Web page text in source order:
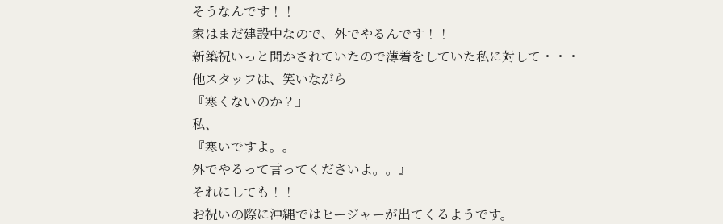
そうなんです！！
家はまだ建設中なので、外でやるんです！！
新築祝いっと聞かされていたので薄着をしていた私に対して・・・
他スタッフは、笑いながら
『寒くないのか？』
私、
『寒いですよ。。
外でやるって言ってくださいよ。。』
それにしても！！
お祝いの際に沖縄ではヒージャーが出てくるようです。